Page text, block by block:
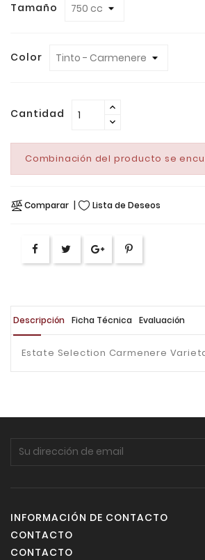
Tamaño
Color
Cantidad
Combinación del producto se
Comparar Lista de Deseos
Descripción Ficha Técnica Evaluación
Estate Selection Carmenere
INFORMACIÓN DE CONTACTO
CONTACTO
CONTACTO